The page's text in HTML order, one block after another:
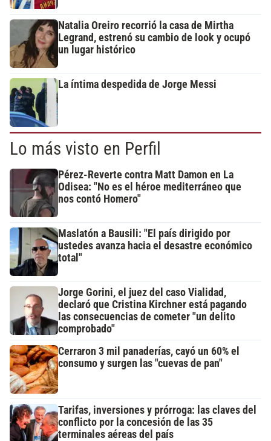
Natalia Oreiro recorrió la casa de Mirtha
Legrand, estrenó su cambio de look y ocupó
un lugar histórico
La íntima despedida de Jorge Messi
Lo más visto en Perfil
Pérez-Reverte contra Matt Damon en La
Odisea: "No es el héroe mediterráneo que
nos contó Homero"
Maslatón a Bausili: "El país dirigido por
ustedes avanza hacia el desastre económico
total"
Jorge Gorini, el juez del caso Vialidad,
declaró que Cristina Kirchner está pagando
las consecuencias de cometer "un delito
comprobado"
Cerraron 3 mil panaderías, cayó un 60% el
consumo y surgen las "cuevas de pan"
Tarifas, inversiones y prórroga: las claves del
conflicto por la concesión de las 35
terminales aéreas del país